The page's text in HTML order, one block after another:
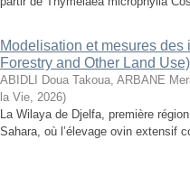
Modelisation et mesures
Forestry and Other Land
ABIDLI Doua Takoua, ARBANE
la Vie, 2026)
La Wilaya de Djelfa, première
Sahara, où l’élevage ovin extensif